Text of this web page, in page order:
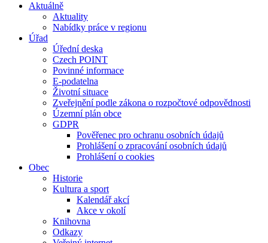
Aktuálně
Aktuality
Nabídky práce v regionu
Úřad
Úřední deska
Czech POINT
Povinné informace
E-podatelna
Životní situace
Zveřejnění podle zákona o rozpočtové odpovědnosti
Územní plán obce
GDPR
Pověřenec pro ochranu osobních údajů
Prohlášení o zpracování osobních údajů
Prohlášení o cookies
Obec
Historie
Kultura a sport
Kalendář akcí
Akce v okolí
Knihovna
Odkazy